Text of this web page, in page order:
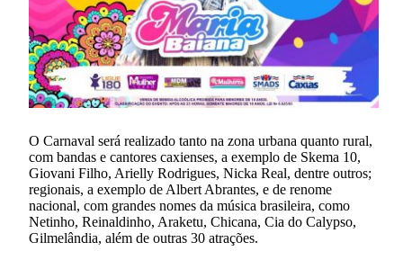
O Carnaval será realizado tanto na zona urbana quanto rural,
com bandas e cantores caxienses, a exemplo de Skema 10,
Giovani Filho, Arielly Rodrigues, Nicka Real, dentre outros;
regionais, a exemplo de Albert Abrantes, e de renome
nacional, com grandes nomes da música brasileira, como
Netinho, Reinaldinho, Araketu, Chicana, Cia do Calypso,
Gilmelândia, além de outras 30 atrações.